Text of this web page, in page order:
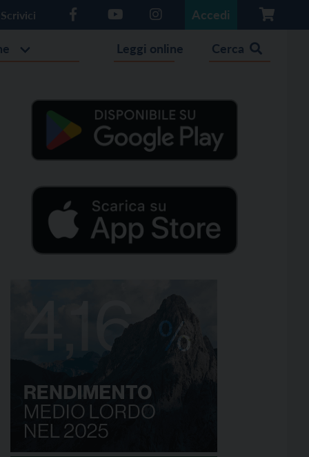
Scrivici Accedi
Leggi online Cerca